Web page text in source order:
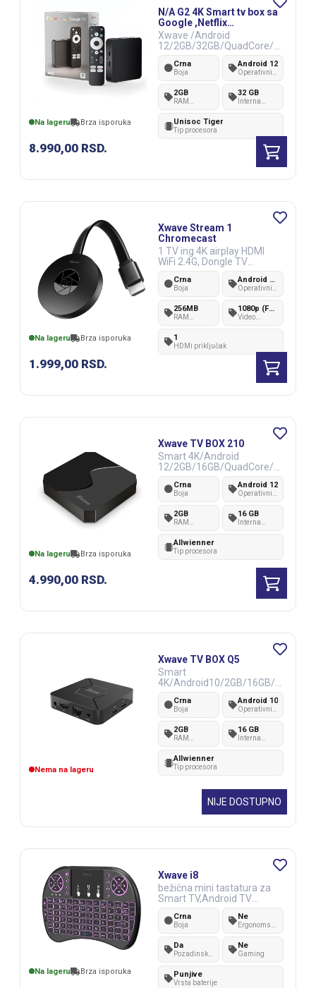
Na lageru Brza isporuka
8.990,00 RSD.
N/A G2 4K Smart tv box sa
Google ,Netflix
sertifikatom
Xwave /Android
12/2GB/32GB/QuadCore/H
Crna
Boja
Android 12
Operativni
2GB
RAM
32 GB
Interna
Unisoc Tiger
Tip procesora
Na lageru Brza isporuka
1.999,00 RSD.
Xwave Stream 1
Chromecast
1 TV ing 4K airplay HDMI
WiFi 2.4G, Dongle TV
Crna
Boja
Android OS
Operativni
256MB
RAM
1080p (FullHD)
Video
1
HDMi priključak
Na lageru Brza isporuka
4.990,00 RSD.
Xwave TV BOX 210
Smart 4K/Android
12/2GB/16GB/QuadCore/H
SD card
Crna
Boja
Android 12
Operativni
2GB
RAM
16 GB
Interna
Allwienner
Tip procesora
Nema na lageru
Xwave TV BOX Q5
Smart
4K/Android10/2GB/16GB/Q
SB/AUX/2xUSB
Crna
Boja
Android 10
Operativni
2GB
RAM
16 GB
Interna
Allwienner
Tip procesora
NIJE DOSTUPNO
Na lageru Brza isporuka
Xwave i8
bežična mini tastatura za
Smart TV,Android TV
Crna
Boja
Ne
Ergonomski
tastera
Da
Pozadinsko
Ne
Gaming
Punjive
Vrsta baterije